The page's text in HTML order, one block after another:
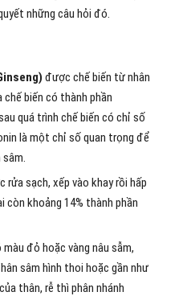
những câu hỏi đó.
được chế biến từ nhân
biến có thành phần
quá trình chế biến có chỉ số
là một chỉ số quan trọng để
sạch, xếp vào khay rồi hấp
khoảng 14% thành phần
đỏ hoặc vàng nâu sẫm,
sâm hình thoi hoặc gần như
thân, rễ thì phân nhánh